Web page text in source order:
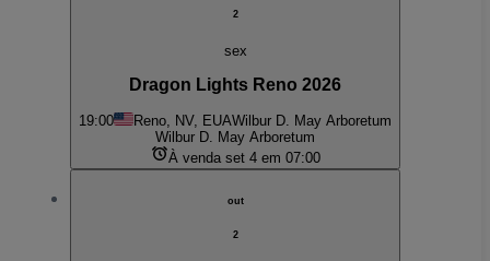
2
sex
Dragon Lights Reno 2026
19:00 Reno, NV, EUAWilbur D. May Arboretum
Wilbur D. May Arboretum
À venda set 4 em 07:00
out
2